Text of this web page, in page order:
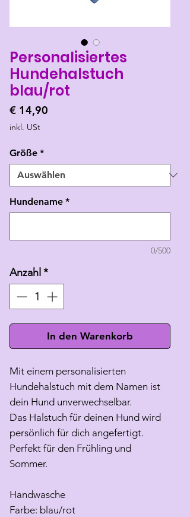
Personalisiertes
Hundehalstuch
blau/rot
€ 14,90
inkl. USt
Größe *
Hundename *
0/500
Anzahl *
In den Warenkorb
Mit einem personalisierten
Hundehalstuch mit dem Namen ist
dein Hund unverwechselbar.
Das Halstuch für deinen Hund wird
persönlich für dich angefertigt.
Perfekt für den Frühling und
Sommer.
Handwasche
Farbe: blau/rot